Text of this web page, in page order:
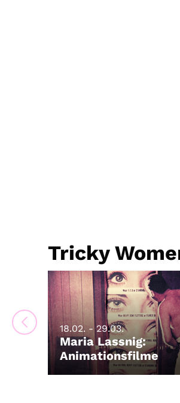
Tricky
18.02. - 29.03.
Maria Lassnig:
Animationsfilme